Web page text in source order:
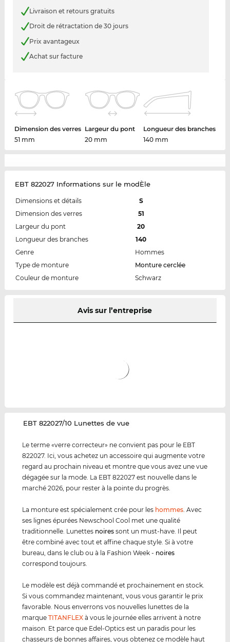
Livraison et retours gratuits
Droit de rétractation de 30 jours
Prix avantageux
Achat sur facture
Dimension des verres
51 mm
Largeur du pont
20 mm
Longueur des branches
140 mm
EBT 822027 Informations sur le modÈle
Dimensions et détails
S
Dimension des verres
51
Largeur du pont
20
Longueur des branches
140
Genre
Hommes
Type de monture
Monture cerclée
Couleur de monture
Schwarz
Avis sur l’entreprise
‌EBT 822027/10 Lunettes de vue
Le terme «verre correcteur» ne convient pas pour le EBT
822027. Ici, vous achetez un accessoire qui augmente votre
regard au prochain niveau et montre que vous avez une vue
dégagée sur la mode. La EBT 822027 est nouvelle dans le
marché 2026, pour rester à la pointe du progrès.
La monture est spécialement crée pour les hommes . Avec
ses lignes épurées Newschool Cool met une qualité
traditionnelle. Lunettes noires sont un must-have. Il peut
être combiné avec tout et affine chaque style. Si à votre
bureau, dans le club ou à la Fashion Week - noires
correspond toujours.
Le modèle est déjà commandé et prochainement en stock.
Si vous commandez maintenant, vous vous garantir le prix
favorable. Nous enverrons vos nouvelles lunettes de la
marqueTITANFLEX à vous le journée elles arrivent à notre
maison. Et parce que Edel-Optics est un paradis pour les
chasseurs de bonnes affaires, vous obtenez ce modèle haut